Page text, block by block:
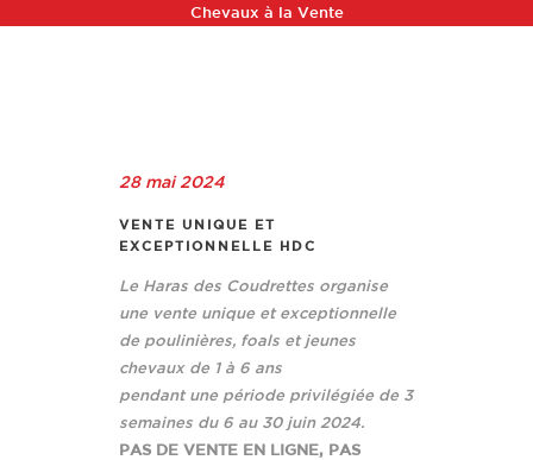
Chevaux à la Vente
28 mai 2024
VENTE UNIQUE ET
EXCEPTIONNELLE HDC
Le Haras des Coudrettes organise
une vente unique et exceptionnelle
de poulinières, foals et jeunes
chevaux de 1 à 6 ans
pendant une période privilégiée de 3
semaines du 6 au 30 juin 2024.
PAS DE VENTE EN LIGNE, PAS